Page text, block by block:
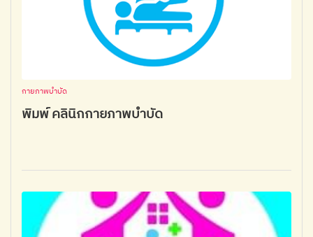
กายภาพบำบัด
พิมพ์ คลินิกกายภาพบำบัด